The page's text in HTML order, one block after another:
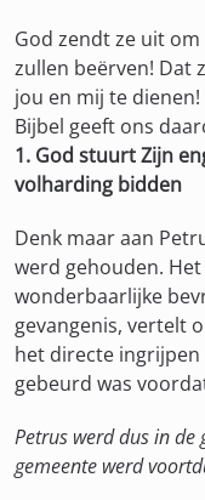
God zendt ze uit
zullen beërven! Dat
jou en mij te
Bijbel geeft ons
1. God stuurt Zijn
volharding bidden
Denk maar aan
werd gehouden.
wonderbaarlijke
gevangenis, vertelt
het directe ingrijpen
gebeurd was
Petrus werd dus in
gemeente werd